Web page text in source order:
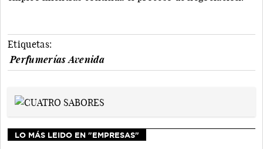
Etiquetas:
Perfumerías Avenida
LO MÁS LEIDO EN "EMPRESAS"